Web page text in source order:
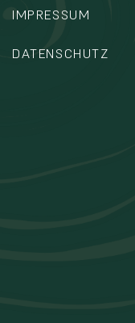
IMPRESSUM
DATENSCHUTZ